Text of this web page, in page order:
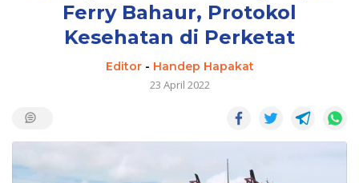
Ferry Bahaur, Protokol
Kesehatan di Perketat
Editor- Handep Hapakat
23 April 2022